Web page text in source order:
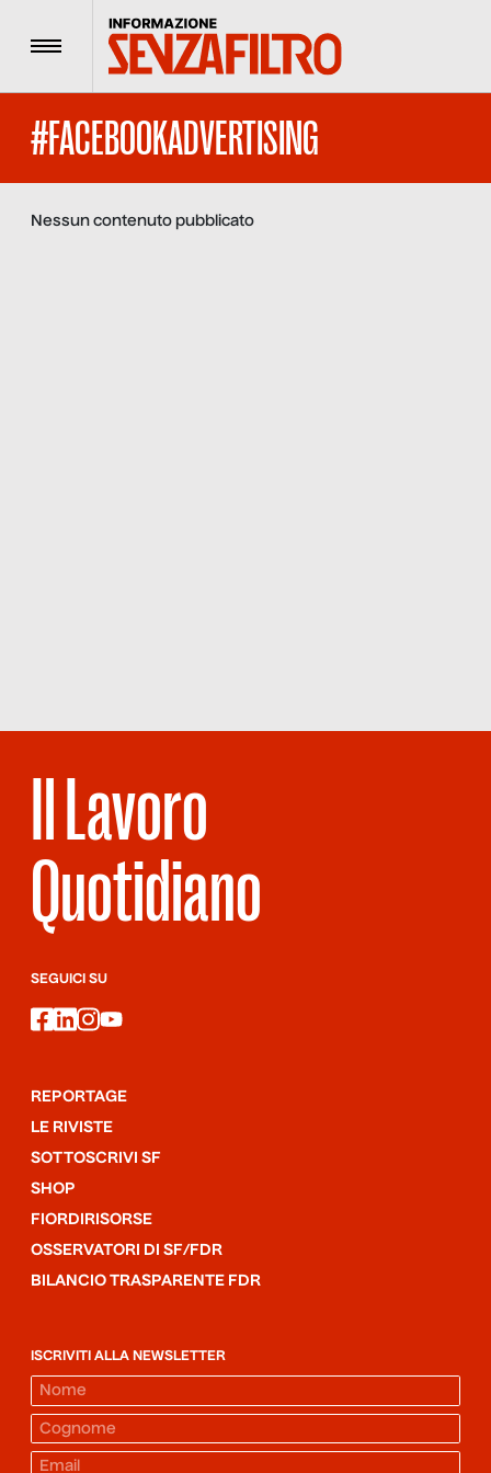
Menu
#FACEBOOKADVERTISING
Nessun contenuto pubblicato
Il Lavoro
Quotidiano
SEGUICI SU
facebook
linkedin
instagram
youtube
REPORTAGE
LE RIVISTE
SOTTOSCRIVI SF
SHOP
FIORDIRISORSE
OSSERVATORI DI SF/FDR
BILANCIO TRASPARENTE FDR
ISCRIVITI ALLA NEWSLETTER